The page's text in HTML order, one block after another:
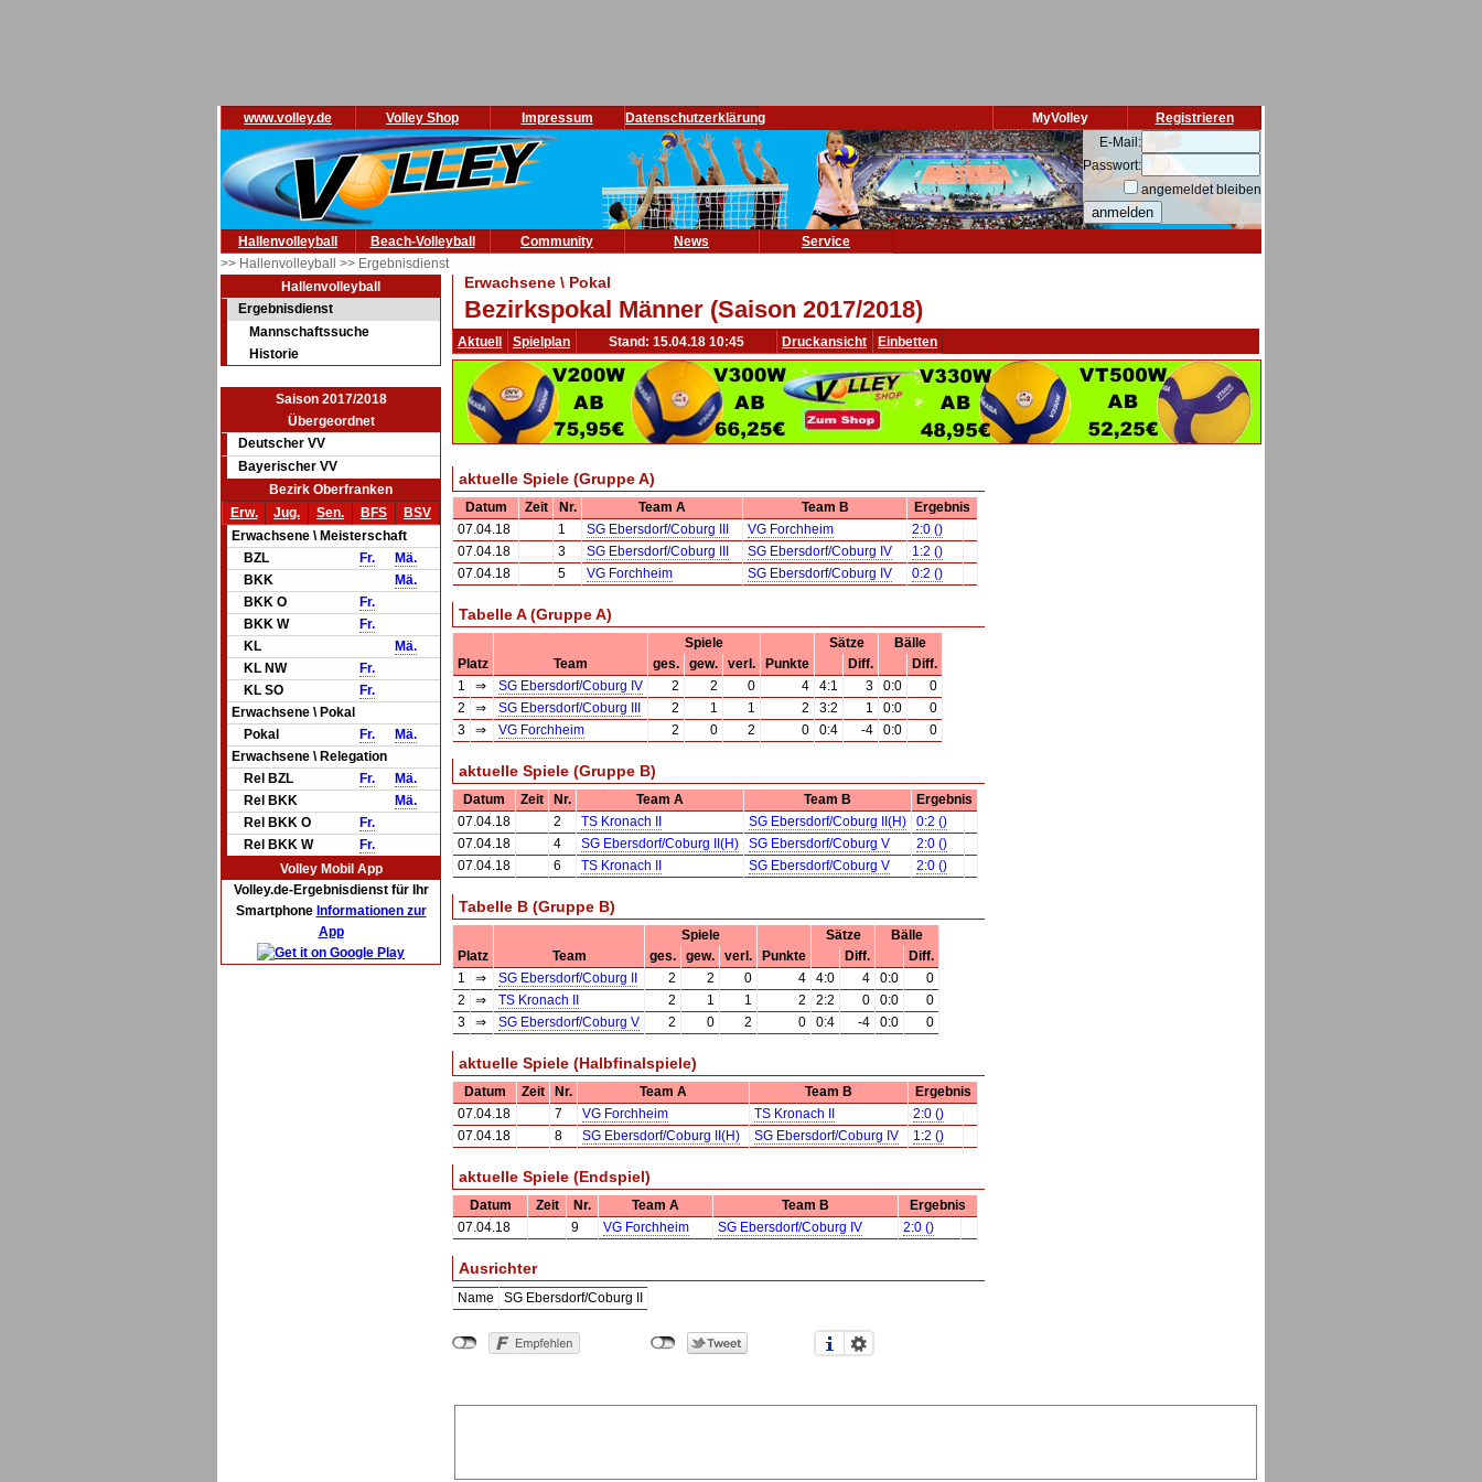
www.volley.de Volley Shop Impressum Datenschutzerklärung Registrieren
MyVolley
E-Mail:
Passwort:
angemeldet bleiben
Hallenvolleyball Beach-Volleyball Community News
Service
>> Hallenvolleyball >> Ergebnisdienst
Hallenvolleyball
Ergebnisdienst
Mannschaftssuche
Historie
Saison 2017/2018
Übergeordnet
Deutscher VV
Bayerischer VV
Bezirk Oberfranken
Erw.
Jug. Sen. BFS
BSV
Erwachsene \ Meisterschaft
BZL
Fr.
Mä.
BKK
Mä.
BKK O
Fr.
BKK W
Fr.
KL
Mä.
KL NW
Fr.
KL SO
Fr.
Erwachsene \ Pokal
Pokal
Fr.
Mä.
Erwachsene \ Relegation
Rel BZL
Fr.
Mä.
Rel BKK
Mä.
Rel BKK O
Fr.
Rel BKK W
Fr.
Volley Mobil App
Volley.de-Ergebnisdienst für Ihr
Smartphone Informationen zur
App
Erwachsene \ Pokal
Bezirkspokal Männer (Saison 2017/2018)
Aktuell Spielplan Stand: 15.04.18 10:45 Druckansicht Einbetten
aktuelle Spiele (Gruppe A)
Datum Zeit Nr. Team A Team B
Ergebnis
07.04.18
1 SG Ebersdorf/Coburg III VG Forchheim
2:0 ()
07.04.18
3 SG Ebersdorf/Coburg III SG Ebersdorf/Coburg IV
1:2 ()
07.04.18
5 VG Forchheim SG Ebersdorf/Coburg IV 0:2 ()
Tabelle A (Gruppe A)
Spiele Sätze
Bälle
Platz
Team ges. gew. verl. Punkte Diff.
Diff.
1
⇒ SG Ebersdorf/Coburg IV 2 2 0 4 4:1 3 0:0
0
2
⇒ SG Ebersdorf/Coburg III 2 1 1 2 3:2 1 0:0
0
3
⇒ VG Forchheim 2 0 2 0 0:4 -4 0:0 0
aktuelle Spiele (Gruppe B)
Datum Zeit Nr. Team A Team B
Ergebnis
07.04.18
2 TS Kronach II SG Ebersdorf/Coburg II(H)
0:2 ()
07.04.18
4 SG Ebersdorf/Coburg II(H) SG Ebersdorf/Coburg V
2:0 ()
07.04.18
6 TS Kronach II SG Ebersdorf/Coburg V 2:0 ()
Tabelle B (Gruppe B)
Spiele Sätze
Bälle
Platz
Team ges. gew. verl. Punkte Diff.
Diff.
1
⇒ SG Ebersdorf/Coburg II 2 2 0 4 4:0 4 0:0
0
2
⇒ TS Kronach II 2 1 1 2 2:2 0 0:0
0
3
⇒ SG Ebersdorf/Coburg V 2 0 2 0 0:4 -4 0:0 0
aktuelle Spiele (Halbfinalspiele)
Datum Zeit Nr. Team A Team B
Ergebnis
07.04.18
7 VG Forchheim TS Kronach II
2:0 ()
07.04.18
8 SG Ebersdorf/Coburg II(H) SG Ebersdorf/Coburg IV 1:2 ()
aktuelle Spiele (Endspiel)
Datum Zeit Nr. Team A Team B
Ergebnis
07.04.18
9 VG Forchheim SG Ebersdorf/Coburg IV 2:0 ()
Ausrichter
Name SG Ebersdorf/Coburg II